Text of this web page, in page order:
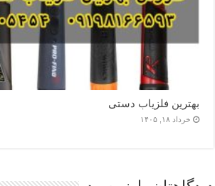
بهترین فلزیاب دستی
خرداد ۱۸, ۱۴۰۵